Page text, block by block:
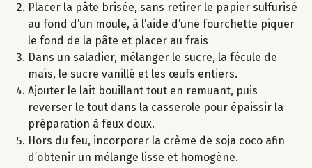
Placer la pâte brisée, sans retirer le papier sulfurisé
au fond d’un moule, à l’aide d’une fourchette piquer
le fond de la pâte et placer au frais
Dans un saladier, mélanger le sucre, la fécule de
maïs, le sucre vanillé et les œufs entiers.
Ajouter le lait bouillant tout en remuant, puis
reverser le tout dans la casserole pour épaissir la
préparation à feux doux.
Hors du feu, incorporer la crème de soja coco afin
d’obtenir un mélange lisse et homogène.